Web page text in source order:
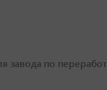
завода по